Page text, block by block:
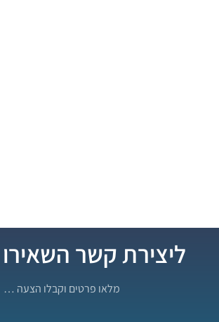
ליצירת קשר
מלאו פרטים וקבלו הצעה …